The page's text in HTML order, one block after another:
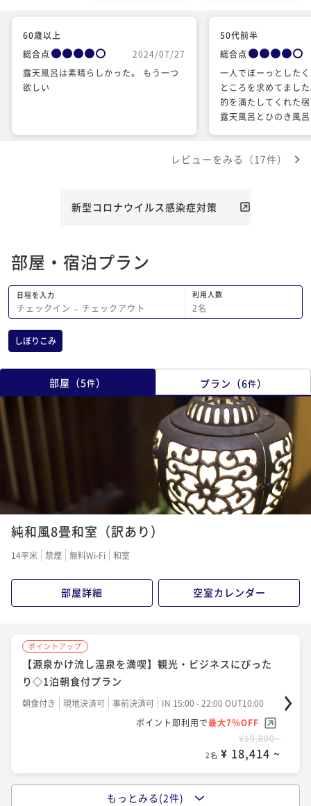
60歳以上
総合点
2024/07/27
露天風呂は素晴らしかった。 もう一つ
欲しい
50代前半
総合点
一人でぼーっとした
ところを求めてまし
的を満たしてくれた
露天風呂とひのき風
レビューをみる（17件）
新型コロナウイルス感染症対策
部屋・宿泊プラン
日程を入力
チェックイン − チェックアウト
利用人数
2名
しぼりこみ
部屋 （5件） プラン （6件）
純和風8畳和室（訳あり）
14平米 禁煙 無料Wi-Fi 和室
部屋詳細 空室カレンダー
ポイントアップ
【源泉かけ流し温泉を満喫】観光・ビジネスにぴった
り◇1泊朝食付プラン
朝食付き 現地決済可 事前決済可
IN 15:00 - 22:00 OUT10:00
ポイント即利用で最大7％OFF
¥19,800~
2名 ¥ 18,414 ~
もっとみる(2件)